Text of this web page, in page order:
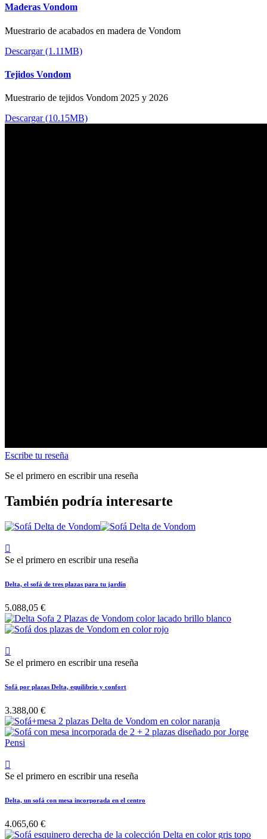
Maderas Vondom
Muestrario de acabados en madera de Vondom
Descargar (1.11MB)
Tejidos Vondom
Muestrario de tejidos Vondom 2025 y 2026
Descargar (10.15MB)
Escribe tu reseña
Se el primero en escribir una reseña
También podría interesarte

Se el primero en escribir una reseña
Delta, el sofá de tres plazas para tu jardín
5.088,05 €

Se el primero en escribir una reseña
Sofá por plazas Delta, equilibrio y confort
3.388,00 €

Se el primero en escribir una reseña
Delta, un sofá con mesa incorporada en el centro
4.065,60 €